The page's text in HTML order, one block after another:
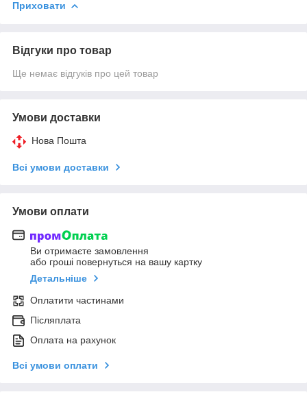
Приховати
Відгуки про товар
Ще немає відгуків про цей товар
Умови доставки
Нова Пошта
Всі умови доставки
Умови оплати
Ви отримаєте замовлення
або гроші повернуться на вашу картку
Детальніше
Оплатити частинами
Післяплата
Оплата на рахунок
Всі умови оплати